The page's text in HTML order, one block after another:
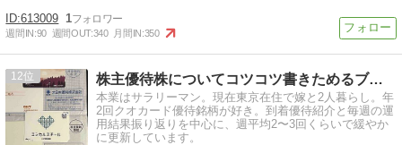
613009 1
週間IN:90 週間OUT:340 月間IN:350
12 株主優待株についてコツコツ書きためるブログ
本業はサラリーマン。現在東京在住で嫁と2人暮らし。年
2回クオカード優待銘柄が好き。到着優待紹介と毎週の運
用結果振り返りを中心に、週平均2〜3回くらいで緩やか
に更新しています。